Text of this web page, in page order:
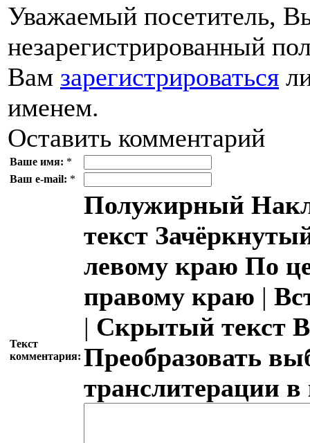
Уважаемый посетитель,
незарегистрированный
Вам зарегистрироваться
именем.
Оставить комментарий
Ваше имя: *
Ваш e-mail: *
Текст
комментария:
Полужирный
текст
левому краю По
правому краю |
| Скрытый текст
Преобразовать
транслитерации